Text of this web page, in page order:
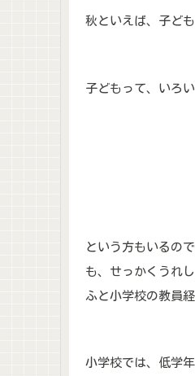
秋といえば、子ど
子どもって、いろ
という方もいるの
も、せっかくうれ
ふと小学校の教員
小学校では、低学